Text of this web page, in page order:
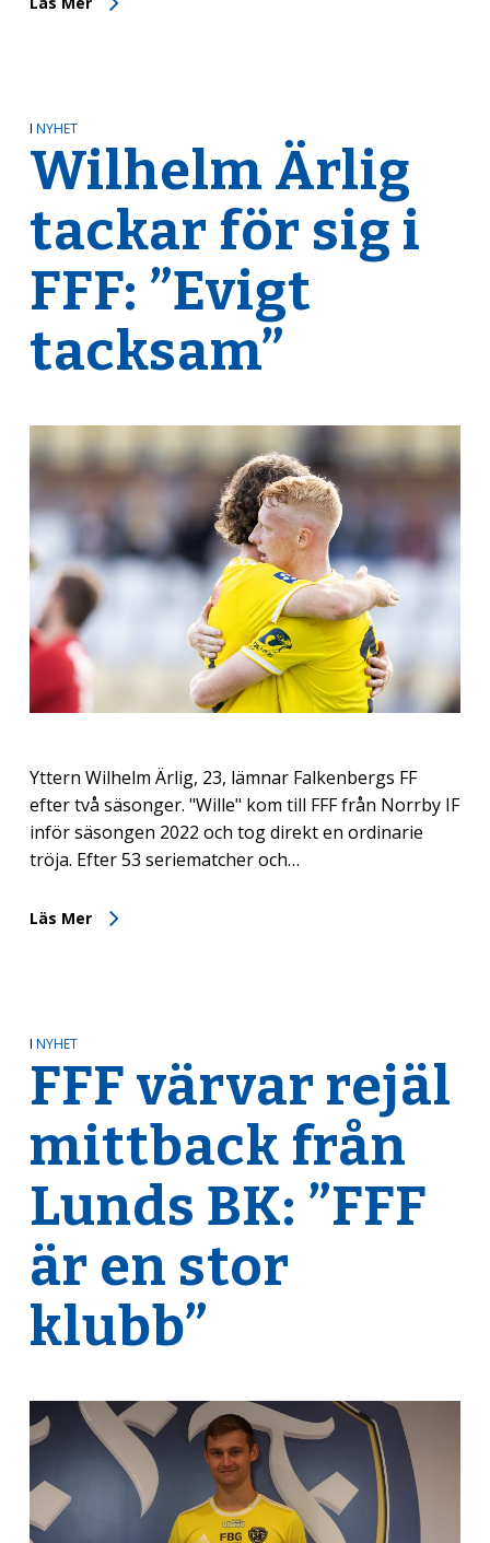
I NYHET
Wilhelm Ärlig
tackar för sig i
FFF: ”Evigt
tacksam”
Yttern Wilhelm Ärlig, 23, lämnar Falkenbergs FF
efter två säsonger. "Wille" kom till FFF från Norrby IF
inför säsongen 2022 och tog direkt en ordinarie
tröja. Efter 53 seriematcher och…
Läs Mer
I NYHET
FFF värvar rejäl
mittback från
Lunds BK: ”FFF
är en stor
klubb”